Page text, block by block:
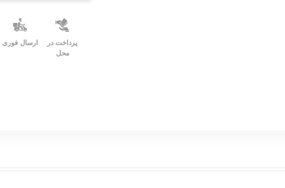
پرداخت در
محل
ارسال فوری